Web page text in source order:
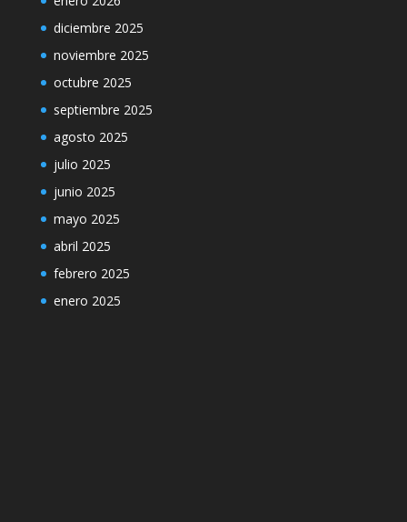
diciembre 2025
noviembre 2025
octubre 2025
septiembre 2025
agosto 2025
julio 2025
junio 2025
mayo 2025
abril 2025
febrero 2025
enero 2025